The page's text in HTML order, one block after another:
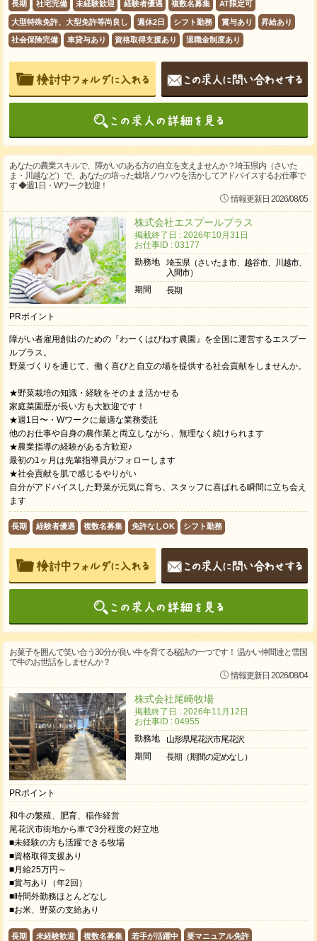
長期 社宅完備 未経験歓迎 経験者優遇 複数名募集 AT限定可
大型特殊免許、大型免許等尚良し 週休2日 シフト勤務 賞与あり 昇給あり
社会保険完備 車貸与あり 資格取得支援あり 退職金制度あり
あなたの農業スキルで、障がいのある方の自立を支えませんか？埼玉県内（さいた
ま・川越など）で、あなたの培った栽培ノウハウを活かしてアドバイスするお仕事で
す ◆週1日・Wワーク歓迎！
情報更新日 2026/08/05
株式会社エスプールプラス
掲載終了日 : 2026年10月31日
お仕事ID : 03177
勤務地
埼玉県（さいたま市、越谷市、川越市、
入間市）
期間
長期
PRポイント
障がい者雇用創出のための『わーくはぴねす農園』を全国に運営するエスプー
ルプラス。
野菜づくりを通じて、働く喜びと自立の場を提供する社会貢献をしませんか。
★野菜栽培の知識・経験をそのまま活かせる
家庭菜園歴が長い方も大歓迎です！
★週1日〜・Wワークに最適な業務委託
他のお仕事や自身の農作業と両立しながら、無理なく続けられます
★農業指導の経験がある方歓迎♪
最初の1ヶ月は先輩指導員がフォローします
★社会貢献を肌で感じるやりがい
自分がアドバイスした野菜が元気に育ち、スタッフに喜ばれる瞬間に立ち会え
ます
長期 経験者優遇 複数名募集 免許なしOK シフト勤務
お菓子を囲んで笑い合う30分が良い牛を育てる秘訣の一つです！ 温かい仲間達と雪国
で牛のお世話をしませんか？
情報更新日 2026/08/04
株式会社尾崎牧場
掲載終了日 : 2026年11月12日
お仕事ID : 04955
勤務地
山形県尾花沢市尾花沢
期間
長期（期間の定めなし）
PRポイント
和牛の繁殖、肥育、稲作経営
尾花沢市街地から車で3分程度の好立地
■未経験の方も活躍できる牧場
■資格取得支援あり
■月給25万円～
■賞与あり（年2回）
■時間外勤務ほとんどなし
■お米、野菜の支給あり
長期 未経験歓迎 複数名募集 若手が活躍中 要マニュアル免許